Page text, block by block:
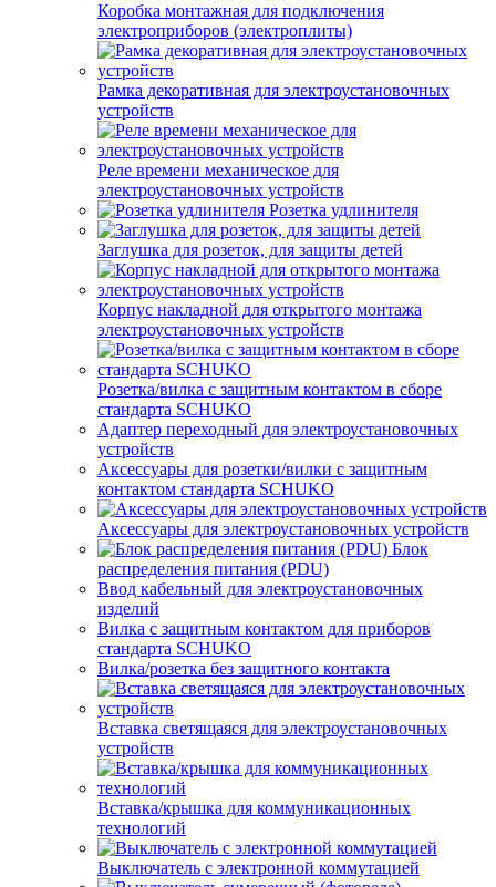
Коробка монтажная для подключения
электроприборов (электроплиты)
Рамка декоративная для электроустановочных
устройств
Реле времени механическое для
электроустановочных устройств
Розетка удлинителя
Заглушка для розеток, для защиты детей
Корпус накладной для открытого монтажа
электроустановочных устройств
Розетка/вилка с защитным контактом в сборе
стандарта SCHUKO
Адаптер переходный для электроустановочных
устройств
Аксессуары для розетки/вилки с защитным
контактом стандарта SCHUKO
Аксессуары для электроустановочных устройств
Блок
распределения питания (PDU)
Ввод кабельный для электроустановочных
изделий
Вилка с защитным контактом для приборов
стандарта SCHUKO
Вилка/розетка без защитного контакта
Вставка светящаяся для электроустановочных
устройств
Вставка/крышка для коммуникационных
технологий
Выключатель с электронной коммутацией